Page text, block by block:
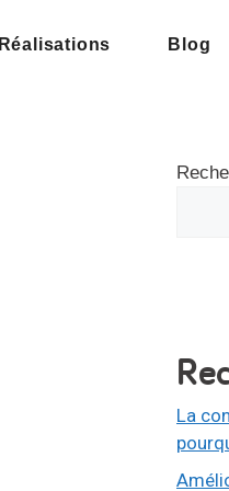
Réalisations Blog
La